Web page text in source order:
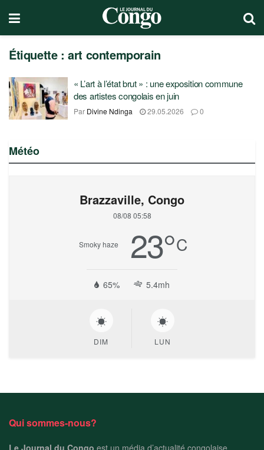
Étiquette :art contemporain
« L’art à l’état brut » : une exposition commune
des artistes congolais en juin
Par Divine Ndinga 29.05.2026 0
Météo
Brazzaville, Congo
08/08 05:58
Smoky haze 23°C
65% 5.4mh
DIM LUN
Qui sommes-nous?
Le Journal du Congo est un média d’actualité congolaise